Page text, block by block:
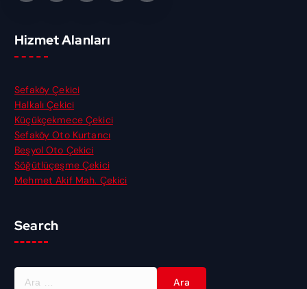
Hizmet Alanları
Sefaköy Çekici
Halkalı Çekici
Küçükçekmece Çekici
Sefaköy Oto Kurtarıcı
Beşyol Oto Çekici
Söğütlüçeşme Çekici
Mehmet Akif Mah. Çekici
Search
A